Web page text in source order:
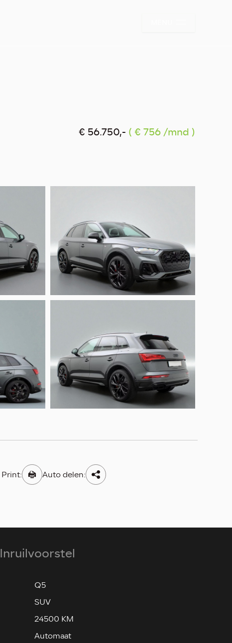
€ 56.750,- ( € 756 /mnd )
Print: Auto delen:
Inruilvoorstel
Q5
SUV
24500 KM
Automaat